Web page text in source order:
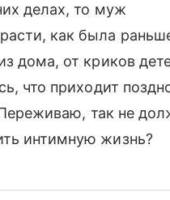
делах, то муж
как была
дома, от криков
что приходит
так не
интимную жизнь?